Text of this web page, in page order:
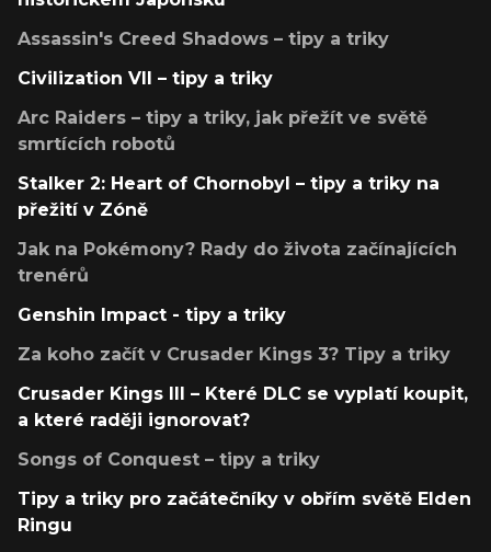
Assassin's Creed Shadows – tipy a triky
Civilization VII – tipy a triky
Arc Raiders – tipy a triky, jak přežít ve světě
smrtících robotů
Stalker 2: Heart of Chornobyl – tipy a triky na
přežití v Zóně
Jak na Pokémony? Rady do života začínajících
trenérů
Genshin Impact - tipy a triky
Za koho začít v Crusader Kings 3? Tipy a triky
Crusader Kings III – Které DLC se vyplatí koupit,
a které raději ignorovat?
Songs of Conquest – tipy a triky
Tipy a triky pro začátečníky v obřím světě Elden
Ringu